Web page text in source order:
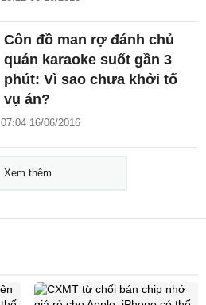
Côn đồ man rợ đánh chủ
quán karaoke suốt gần 3
phút: Vì sao chưa khởi tố
vụ án?
07:04 16/06/2016
Xem thêm